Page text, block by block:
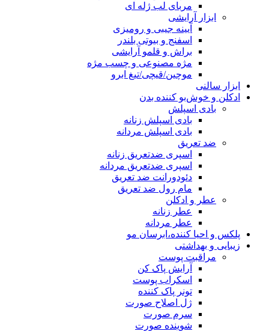
مربای لب ژله ای
ابزار آرایشی
آیینه جیبی و رومیزی
اسفنج و بیوتی بلندر
براش و قلمو آرایشی
مژه مصنوعی و چسب مژه
موچین/قیچی/تیغ ابرو
ابزار سالنی
ادکلن و خوش‌بو کننده بدن
بادی اسپلش
بادی اسپلش زنانه
بادی اسپلش مردانه
ضد تعریق
اسپری ضدتعریق زنانه
اسپری ضدتعریق مردانه
دئودورانت ضد تعریق
مام رول ضد تعریق
عطر و ادکلن
عطر زنانه
عطر مردانه
پلکس و احیا کننده،ابرسان مو
زیبایی و بهداشتی
مراقبت پوست
آرایش پاک کن
اسکراب پوست
تونر پاک کننده
ژل اصلاح صورت
سرم صورت
شوینده صورت